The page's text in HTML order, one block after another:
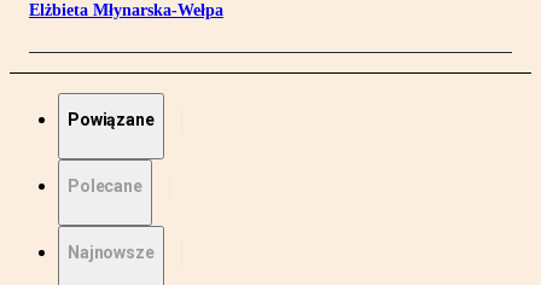
Elżbieta Młynarska-Wełpa
Powiązane
Polecane
Najnowsze